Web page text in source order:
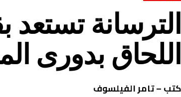
الترسانة تستعد
اللحاق بدورى
كتب – تامر الفيلسوف